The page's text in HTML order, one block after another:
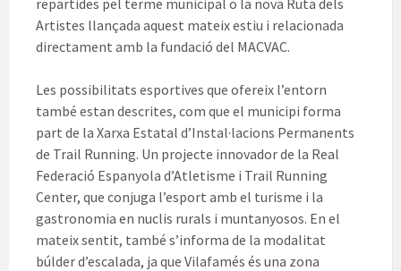
Artistes llançada aquest mateix estiu i relacionada
directament amb la fundació del MACVAC.
Les possibilitats esportives que ofereix l’entorn
també estan descrites, com que el municipi forma
part de la Xarxa Estatal d’Instal·lacions Permanents
de Trail Running. Un projecte innovador de la Real
Federació Espanyola d’Atletisme i Trail Running
Center, que conjuga l’esport amb el turisme i la
gastronomia en nuclis rurals i muntanyosos. En el
mateix sentit, també s’informa de la modalitat
búlder d’escalada, ja que Vilafamés és una zona